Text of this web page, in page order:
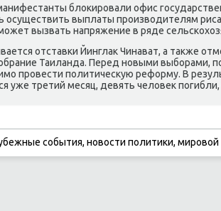
блокировали офис
выплаты производителям
вызвать напряжение в ряде
отставки Йинглак Чинават, а также
Таиланда. Перед новыми выборами,
провести политическую реформу. В
уже третий месяц, девять человек погибли,
события, новости политики, мировой